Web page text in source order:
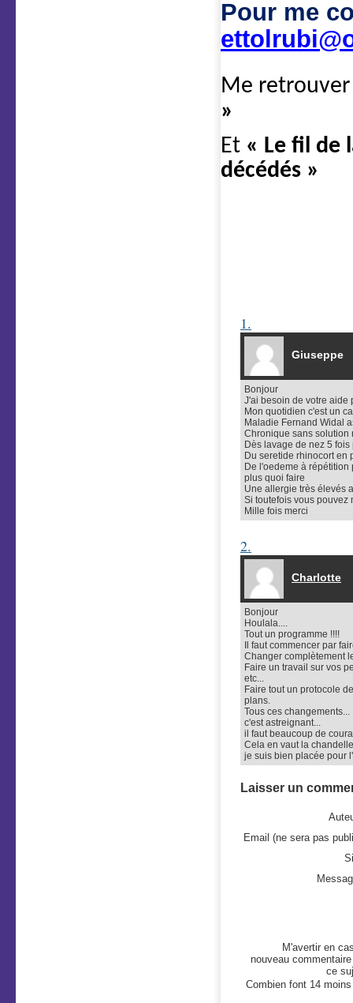
Pour me
Me
»
Et « Le fil de
décédés »
1.
Giuseppe
Bonjour
J'ai besoin de votre aide
Mon quotidien c'est un
Maladie Fernand Widal
Chronique sans solution
Dès lavage de nez 5 fois
Du seretide rhinocort en
De l'oedeme à
plus quoi faire
Une allergie très élevés
Si toutefois vous pouvez
Mille fois merci
2.
Charlotte
Bonjour
Houlala....
Tout un programme !!!!
Il faut commencer par
Changer complètement
Faire un travail sur vos
etc...
Faire tout un protocole
plans.
Tous ces changements...
c'est astreignant...
il faut beaucoup de
Cela en vaut la chandelle
je suis bien placée pour
Laisser un
Email (ne sera pas
M'avertir en
nouveau
ce
Combien font 14